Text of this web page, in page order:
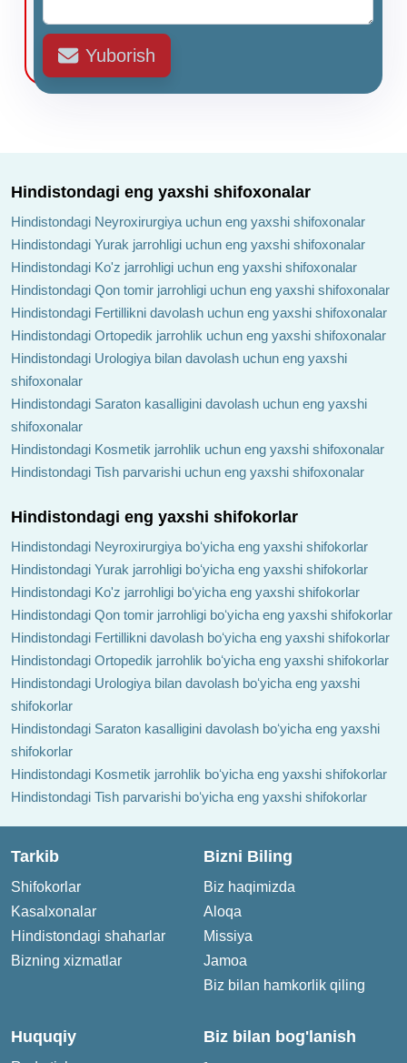
Yuborish
Hindistondagi eng yaxshi shifoxonalar
Hindistondagi Neyroxirurgiya uchun eng yaxshi shifoxonalar
Hindistondagi Yurak jarrohligi uchun eng yaxshi shifoxonalar
Hindistondagi Ko'z jarrohligi uchun eng yaxshi shifoxonalar
Hindistondagi Qon tomir jarrohligi uchun eng yaxshi shifoxonalar
Hindistondagi Fertillikni davolash uchun eng yaxshi shifoxonalar
Hindistondagi Ortopedik jarrohlik uchun eng yaxshi shifoxonalar
Hindistondagi Urologiya bilan davolash uchun eng yaxshi
shifoxonalar
Hindistondagi Saraton kasalligini davolash uchun eng yaxshi
shifoxonalar
Hindistondagi Kosmetik jarrohlik uchun eng yaxshi shifoxonalar
Hindistondagi Tish parvarishi uchun eng yaxshi shifoxonalar
Hindistondagi eng yaxshi shifokorlar
Hindistondagi Neyroxirurgiya boʻyicha eng yaxshi shifokorlar
Hindistondagi Yurak jarrohligi boʻyicha eng yaxshi shifokorlar
Hindistondagi Ko'z jarrohligi boʻyicha eng yaxshi shifokorlar
Hindistondagi Qon tomir jarrohligi boʻyicha eng yaxshi shifokorlar
Hindistondagi Fertillikni davolash boʻyicha eng yaxshi shifokorlar
Hindistondagi Ortopedik jarrohlik boʻyicha eng yaxshi shifokorlar
Hindistondagi Urologiya bilan davolash boʻyicha eng yaxshi
shifokorlar
Hindistondagi Saraton kasalligini davolash boʻyicha eng yaxshi
shifokorlar
Hindistondagi Kosmetik jarrohlik boʻyicha eng yaxshi shifokorlar
Hindistondagi Tish parvarishi boʻyicha eng yaxshi shifokorlar
Tarkib
Shifokorlar
Kasalxonalar
Hindistondagi shaharlar
Bizning xizmatlar
Bizni Biling
Biz haqimizda
Aloqa
Missiya
Jamoa
Biz bilan hamkorlik qiling
Huquqiy Biz bilan bog'lanish